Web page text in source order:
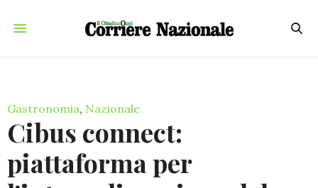
Gastronomia, Nazionale
Cibus connect:
piattaforma per